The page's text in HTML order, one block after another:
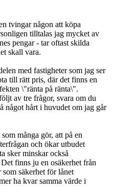
tvingar någon att köpa
tilltalas jag mycket av
pengar - tar oftast skilda
skall vara.
med fastigheter som jag ser
till rätt pris, där det finns en
\"ränta på ränta\".
av tre frågor, svara om du
något hårt i huvudet om jag går
många gör, att på en
och ökar utbudet
sker minskar också
finns ju en osäkerhet från
som säkerhet för lånet
ha kvar samma värde i